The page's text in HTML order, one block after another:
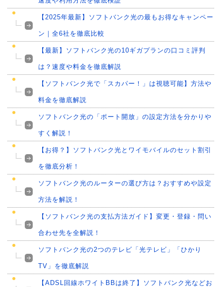
【2025年最新】ソフトバンク光の最もお得なキャンペー
ン｜全6社を徹底比較
【最新】ソフトバンク光の10ギガプランの口コミ評判
は？速度や料金を徹底解説
【ソフトバンク光で「スカパー！」は視聴可能】方法や
料金を徹底解説
ソフトバンク光の「ポート開放」の設定方法を分かりや
すく解説！
【お得？】ソフトバンク光とワイモバイルのセット割引
を徹底分析！
ソフトバンク光のルーターの選び方は？おすすめや設定
方法を解説！
【ソフトバンク光の支払方法ガイド】変更・登録・問い
合わせ先を全解説！
ソフトバンク光の2つのテレビ「光テレビ」「ひかり
TV」を徹底解説
【ADSL回線ホワイトBBは終了】ソフトバンク光などお